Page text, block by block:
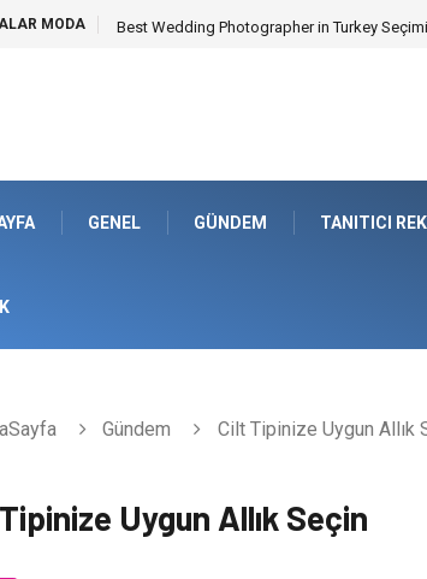
MODA Best Wedding Photographer in Turkey Seçimi
GENEL GÜNDEM TANITICI
Gündem Cilt Tipinize Uygun Allık
Uygun Allık Seçin